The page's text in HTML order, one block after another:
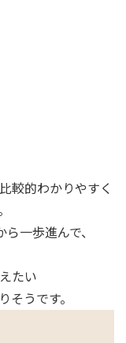
較的わかりやすく
一歩進んで、
たい
そうです。